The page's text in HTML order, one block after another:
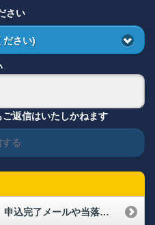
さい
ださい)
返信はいたしかねます
る
タカチケットで申込をしたが、申込完了メールや当落結果のメールが届かない